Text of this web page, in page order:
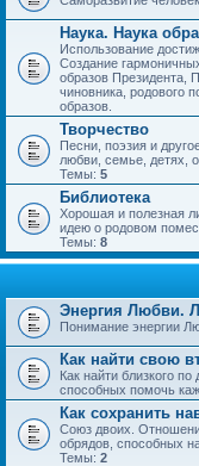
Наука. Наука
Использование
Создание
образов Президента,
чиновника, родового
образов.
Творчество
Песни, поэзия и
любви, семье, детях,
Темы: 5
Библиотека
Хорошая и полезная
идею о родовом
Темы: 8
Энергия Любви.
Понимание энергии
Как найти свою
Как найти близкого
способных помочь
Как сохранить
Союз двоих.
обрядов, способных
Темы: 2